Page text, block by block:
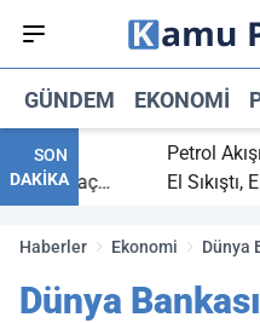
GÜNDEM EKONOMI
SON
DAKİKA
bitti,
maç
Petrol
El Sıkıştı,
Haberler Ekonomi
Dünya
Dünya